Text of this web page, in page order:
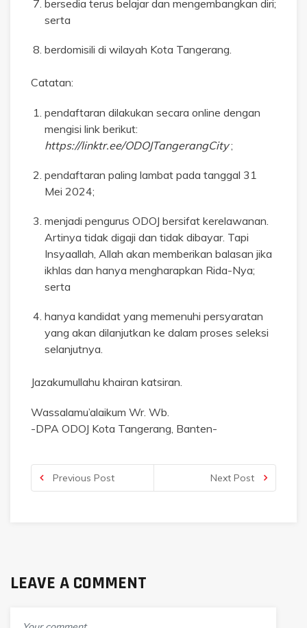
bersedia terus belajar dan mengembangkan diri;
serta
berdomisili di wilayah Kota Tangerang.
Catatan:
pendaftaran dilakukan secara online dengan
mengisi link berikut:
https://linktr.ee/ODOJTangerangCity;
pendaftaran paling lambat pada tanggal 31
Mei 2024;
menjadi pengurus ODOJ bersifat kerelawanan.
Artinya tidak digaji dan tidak dibayar. Tapi
Insyaallah, Allah akan memberikan balasan jika
ikhlas dan hanya mengharapkan Rida-Nya;
serta
hanya kandidat yang memenuhi persyaratan
yang akan dilanjutkan ke dalam proses seleksi
selanjutnya.
Jazakumullahu khairan katsiran.
Wassalamu’alaikum Wr. Wb.
-DPA ODOJ Kota Tangerang, Banten-
Previous Post Next Post
LEAVE A COMMENT